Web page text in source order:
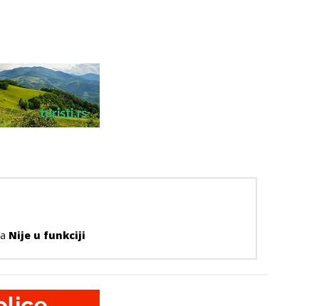
Nije u funkciji